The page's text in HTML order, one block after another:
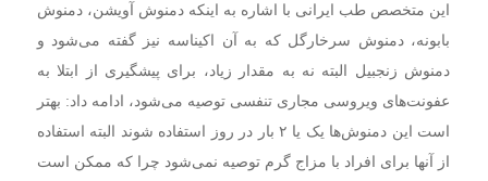
این متخصص طب ایرانی با اشاره به اینکه دمنوش آویشن، دمنوش
بابونه، دمنوش سرخارگل که به آن اکیناسه نیز گفته می‌شود و
دمنوش زنجبیل البته نه به مقدار زیاد، برای پیشگیری از ابتلا به
عفونت‌های ویروسی مجاری تنفسی توصیه می‌شود، ادامه داد: بهتر
است این دمنوش‌ها یک یا ۲ بار در روز استفاده شوند البته استفاده
از آنها برای افراد با مزاج گرم توصیه نمی‌شود چرا که ممکن است